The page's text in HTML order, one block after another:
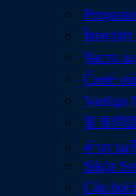
Întrebări
Часто
Časté
Vanliga
常見問
คำถาม
Sıkça
Câu hỏi